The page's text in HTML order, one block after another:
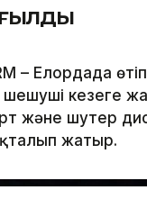
– Елордада
кезеңге
және шутер
жатыр.